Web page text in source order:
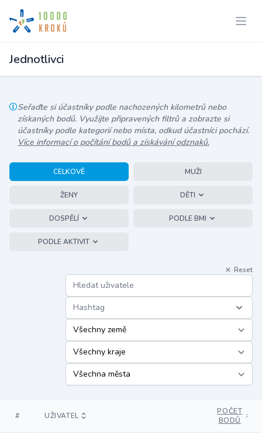
Jednotlivci
Seřaďte si účastníky podle nachozených kilometrů nebo
získaných bodů. Využijte připravených filtrů a zobrazte si
účastníky podle kategorií nebo místa, odkud účastníci pochází.
Více informací o počítání bodů a získávání odznaků.
CELKOVĚ MUŽI
ŽENY DĚTI
DOSPĚLÍ PODLE BMI
PODLE AKTIVIT
Reset
Hashtag
# UŽIVATEL
POČET
BODŮ